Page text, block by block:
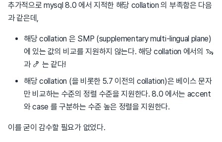
추가적으로 mysql 8.0 에서 지적한 해당 collation 의 부족함은 다음
과 같은데,
해당 collation 은 SMP (supplementary multi-lingual plane)
에 있는 값의 비교를 지원하지 않는다. 해당 collation 에서의 🦦
과 🍤 는 같다!
해당 collation (을 비롯한 5.7 이전의 collation)은 베이스 문자
만 비교하는 수준의 정렬 수준을 지원한다. 8.0 에서는 accent
와 case 를 구분하는 수준 높은 정렬을 지원한다.
이를 굳이 감수할 필요가 없었다.